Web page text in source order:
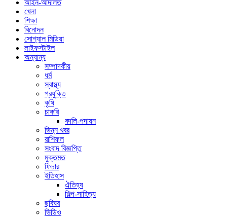
আইন-আদালত
খেলা
শিক্ষা
বিনোদন
সোশ্যাল মিডিয়া
লাইফস্টাইল
অন্যান্য
সম্পাদকীয়
ধর্ম
স্বাস্থ্য
প্রযুক্তি
কৃষি
চাকরি
বদলি-পদায়ন
ভিন্ন খবর
রাশিফল
সংবাদ বিজ্ঞপ্তি
মুক্তমত
ফিচার
ইতিহাস
ঐতিহ্য
শিল্প-সাহিত্য
ছবিঘর
ভিডিও